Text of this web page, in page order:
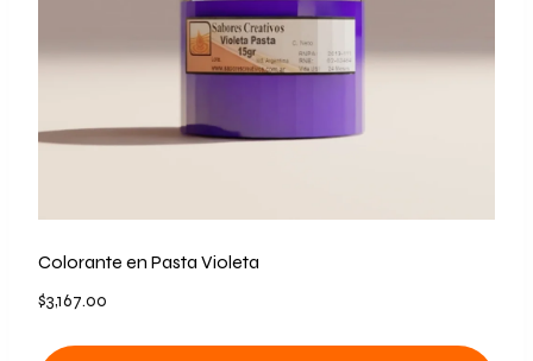
Colorante en Pasta Violeta
$3,167.00